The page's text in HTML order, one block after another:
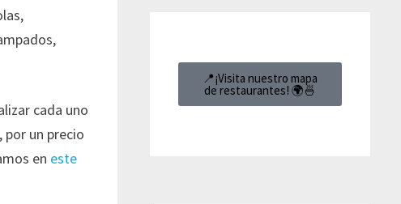
cada uno
por un precio
en este
📍¡Visita nuestro mapa
de restaurantes! 🌍🍜